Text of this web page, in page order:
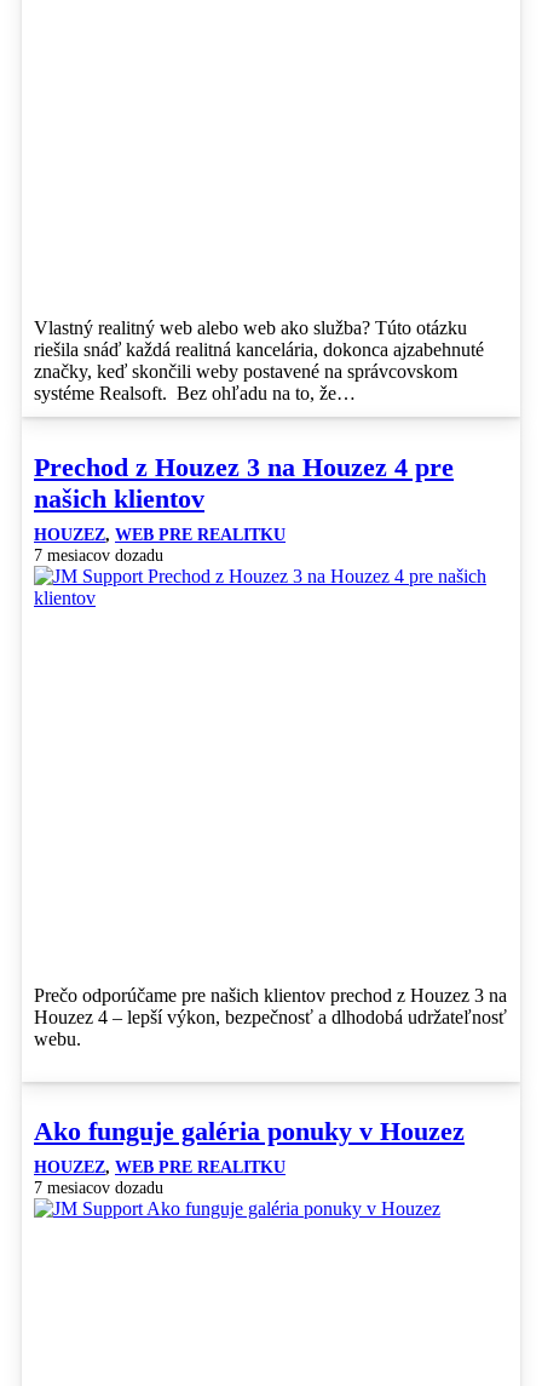
Vlastný realitný web alebo web ako služba? Túto otázku
riešila snáď každá realitná kancelária, dokonca ajzabehnuté
značky, keď skončili weby postavené na správcovskom
systéme Realsoft. Bez ohľadu na to, že…
Prechod z Houzez 3 na Houzez 4 pre
našich klientov
HOUZEZ, WEB PRE REALITKU
7 mesiacov dozadu
Prečo odporúčame pre našich klientov prechod z Houzez 3 na
Houzez 4 – lepší výkon, bezpečnosť a dlhodobá udržateľnosť
webu.
Ako funguje galéria ponuky v Houzez
HOUZEZ, WEB PRE REALITKU
7 mesiacov dozadu